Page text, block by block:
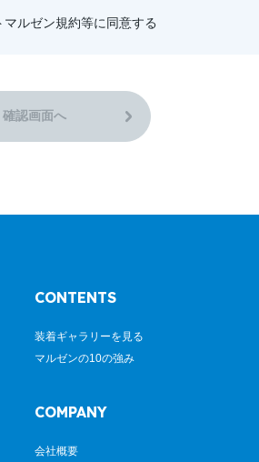
マルゼン規約等に同意する
確認画面へ
CONTENTS
装着ギャラリーを見る
マルゼンの10の強み
COMPANY
会社概要